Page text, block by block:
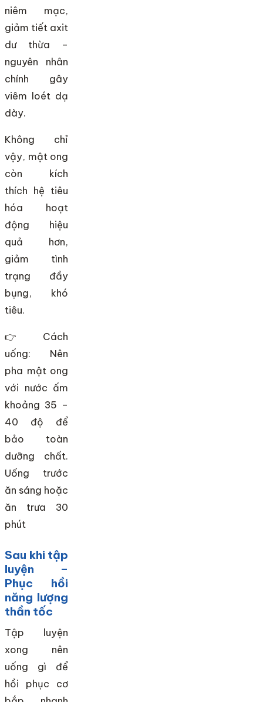
niêm mạc,
giảm tiết axit
dư thừa –
nguyên nhân
chính gây
viêm loét dạ
dày.
Không chỉ
vậy, mật ong
còn kích
thích hệ tiêu
hóa hoạt
động hiệu
quả hơn,
giảm tình
trạng đầy
bụng, khó
tiêu.
👉 Cách
uống: Nên
pha mật ong
với nước ấm
khoảng 35 –
40 độ để
bảo toàn
dưỡng chất.
Uống trước
ăn sáng hoặc
ăn trưa 30
phút
Sau khi tập
luyện –
Phục hồi
năng lượng
thần tốc
Tập luyện
xong nên
uống gì để
hồi phục cơ